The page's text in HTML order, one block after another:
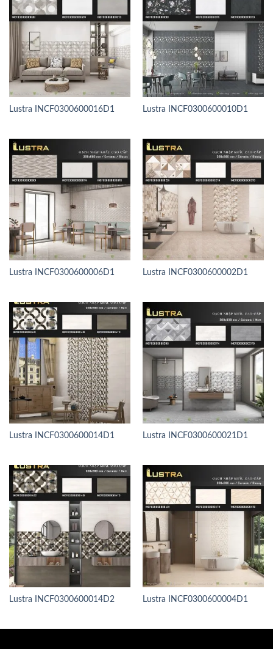
Lustra INCF0300600016D1 Lustra INCF0300600010D1
Lustra INCF0300600006D1 Lustra INCF0300600002D1
Lustra INCF0300600014D1 Lustra INCF0300600021D1
Lustra INCF0300600014D2 Lustra INCF0300600004D1